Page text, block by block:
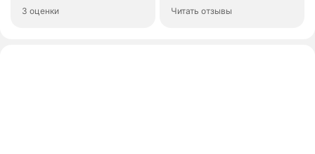
3 оценки Читать отзывы